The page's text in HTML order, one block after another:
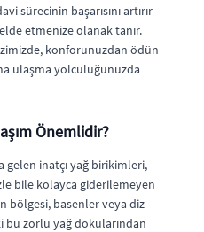
sürecinin başarısını artırır
etmenize olanak tanır.
konforunuzdan ödün
ulaşma yolculuğunuzda
Önemlidir?
gelen inatçı yağ birikimleri,
bile kolayca giderilemeyen
bölgesi, basenler veya diz
bu zorlu yağ dokularından